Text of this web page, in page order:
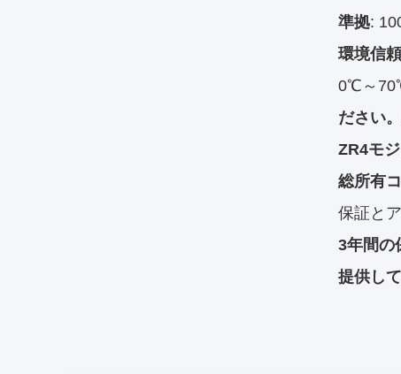
準拠:
環境信
0℃～
ださい
ZR4モ
総所有
保証と
3年間の
提供し